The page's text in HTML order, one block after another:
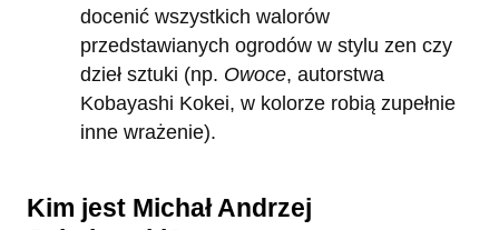
docenić wszystkich walorów
przedstawianych ogrodów w stylu zen czy
dzieł sztuki (np. Owoce, autorstwa
Kobayashi Kokei, w kolorze robią zupełnie
inne wrażenie).
Kim jest Michał Andrzej